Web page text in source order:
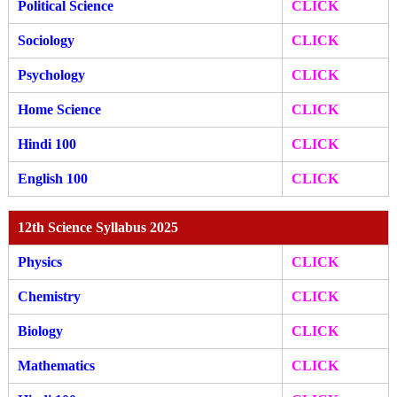
Political Science CLICK
Sociology CLICK
Psychology CLICK
Home Science CLICK
Hindi 100 CLICK
English 100 CLICK
12th Science Syllabus 2025
Physics CLICK
Chemistry CLICK
Biology CLICK
Mathematics CLICK